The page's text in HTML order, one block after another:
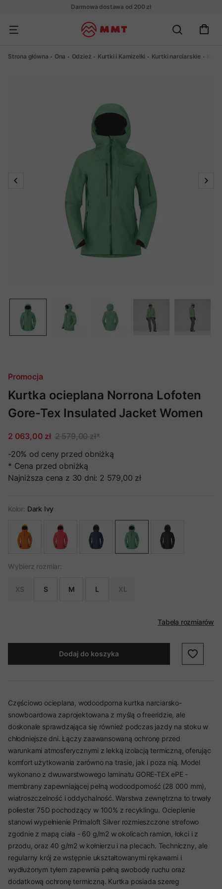
Darmowa dostawa od 200 zł
Strona główna Ona Odzież Kurtki i Kamizelki Kurtki narciarskie
Promocja
Kurtka ocieplana Norrona Lofoten
Gore-Tex Insulated Jacket Women
2 063,00 zł 2 579,00 zł*
-20% od ceny przed obniżką
* Cena przed obniżką
Najniższa cena z 30 dni: 2 579,00 zł
Kolor: Dark Ivy
Wybierz rozmiar:
XS S M L XL
Tabela rozmiarów
Dodaj do koszyka
Częściowo ocieplana, wodoodporna kurtka narciarsko-
snowboardowa zaprojektowana z myślą o freeridzie, ale
doskonale sprawdzająca się również podczas jazdy na stoku w
chłodniejsze dni. Łączy zaawansowaną ochronę przed
warunkami atmosferycznymi z lekką izolacją termiczną, oferując
komfort użytkowania zarówno na trasie, jak i poza nią. Model
wykonano z dwuwarstwowego laminatu GORE-TEX ePE -
membrany zapewniającej pełną wodoodporność (28 000 mm),
wiatroszczelność i oddychalność. Warstwa zewnętrzna to trwały
poliester 75D pochodzący w 100% z recyklingu. Ocieplenie
stanowi wypełnienie Primaloft Silver rozmieszczone strefowo
zgodnie z mapą ciała - 60 g/m2 w okolicach ramion, łokci i z
przodu, oraz 40 g/m2 w kołnierzu i na plecach. Techniczny, ale
regularny krój ze wstępnie ukształtowanymi rękawami i
wydłużonym tyłem zapewnia pełną swobodę ruchu oraz
dodatkową ochronę termiczną. Kurtka posiada szereg